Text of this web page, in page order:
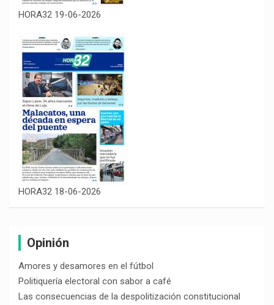
HORA32 19-06-2026
HORA32 18-06-2026
Opinión
Amores y desamores en el fútbol
Politiquería electoral con sabor a café
Las consecuencias de la despolitización constitucional